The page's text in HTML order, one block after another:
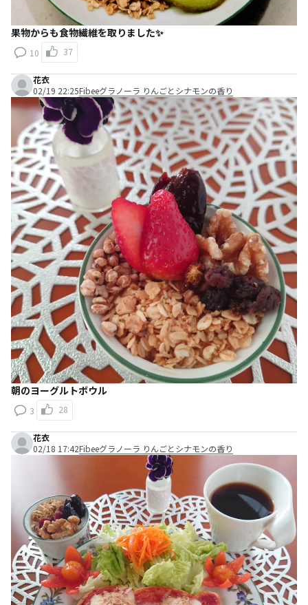
果物からも食物繊維を取りました✨
10 37
花衣
02/19 22:25Fibeeグラノーラ りんごとシナモンの香り
朝のヨーグルトボウル
3 28
花衣
02/18 17:42Fibeeグラノーラ りんごとシナモンの香り